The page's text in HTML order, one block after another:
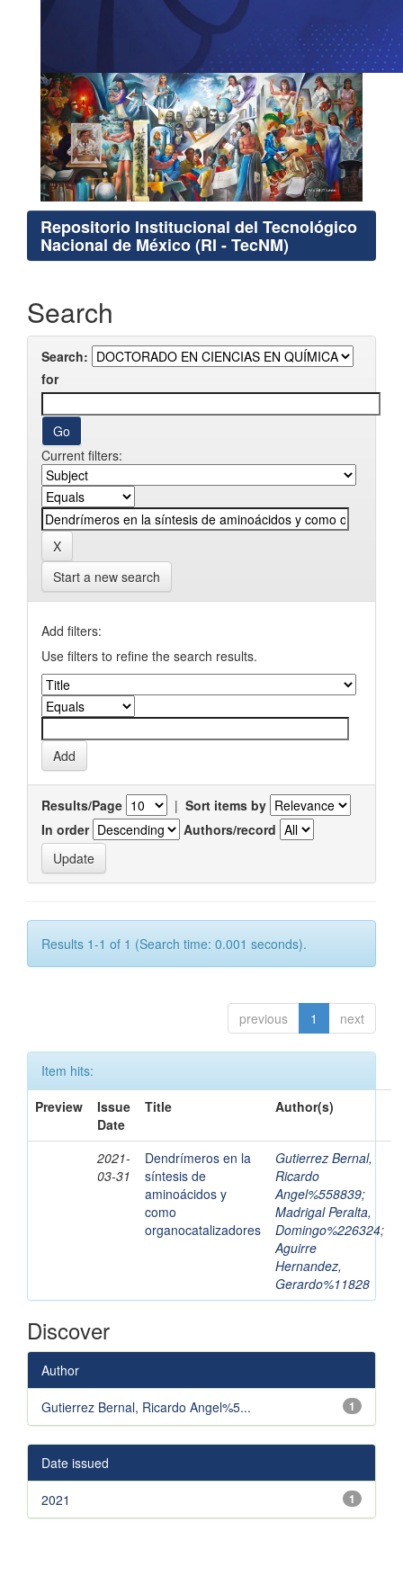
Repositorio Institucional del Tecnológico
Nacional de México (RI - TecNM)
Search
Search:
for
Current filters:
Start a new search
Add filters:
Use filters to refine the search results.
Results/Page | Sort items by
In order
Authors/record
Results 1-1 of 1 (Search time: 0.001 seconds).
previous 1 next
Item hits:
Preview
Issue
Date
Title Author(s)
2021-
03-31
Dendrímeros en la
síntesis de
aminoácidos y
como
organocatalizadores
Gutierrez Bernal,
Ricardo
Angel%558839;
Madrigal Peralta,
Domingo%226324;
Aguirre
Hernandez,
Gerardo%11828
Discover
Author
1
Gutierrez Bernal, Ricardo Angel%5...
Date issued
1
2021